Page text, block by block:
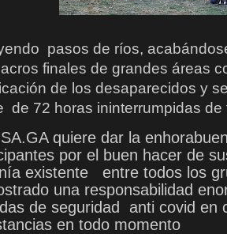
pasos de ríos,
finales de grandes áreas
de los desaparecidos y
de 72 horas ininterrumpidas de
quiere dar la
por el buen hacer de
existente
entre todos los
una responsabilidad
de seguridad
anti covid en
en todo momento